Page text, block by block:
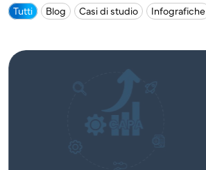
Tutti Blog Casi di studio Infografiche